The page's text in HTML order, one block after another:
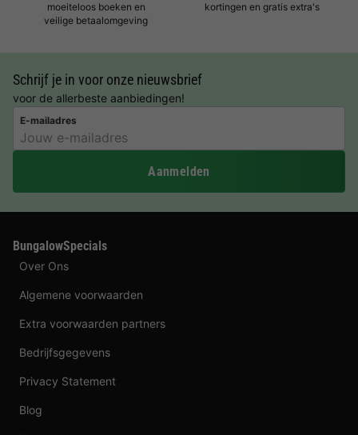
moeiteloos boeken en
veilige betaalomgeving
kortingen en gratis extra's
Schrijf je in voor onze nieuwsbrief
voor de allerbeste aanbiedingen!
E-mailadres
Aanmelden
BungalowSpecials
Over Ons
Algemene voorwaarden
Extra voorwaarden partners
Bedrijfsgegevens
Privacy Statement
Blog